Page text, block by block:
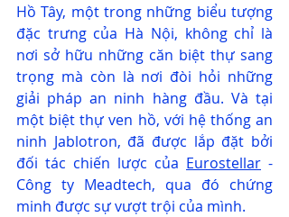
Hồ Tây, một trong những biểu tượng
đặc trưng của Hà Nội, không chỉ là
nơi sở hữu những căn biệt thự sang
trọng mà còn là nơi đòi hỏi những
giải pháp an ninh hàng đầu. Và tại
một biệt thự ven hồ, với hệ thống an
ninh Jablotron, đã được lắp đặt bởi
đối tác chiến lược của Eurostellar -
Công ty Meadtech, qua đó chứng
minh được sự vượt trội của mình.